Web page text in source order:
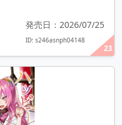
23
発売日：2026/07/25
ID: s246asnph04148